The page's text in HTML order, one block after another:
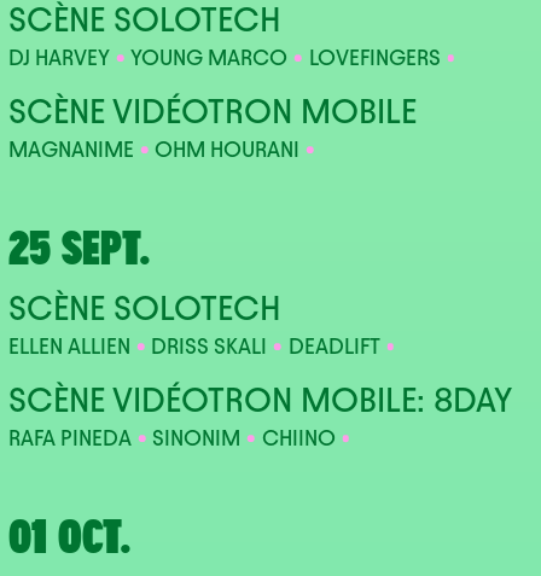
SCÈNE SOLOTECH
DJ HARVEY YOUNG MARCO LOVEFINGERS
SCÈNE VIDÉOTRON MOBILE
MAGNANIME OHM HOURANI
25 SEPT.
SCÈNE SOLOTECH
ELLEN ALLIEN DRISS SKALI DEADLIFT
SCÈNE VIDÉOTRON MOBILE: 8DAY
RAFA PINEDA SINONIM CHIINO
01 OCT.